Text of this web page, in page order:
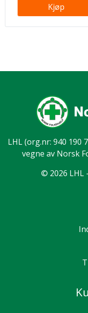
Kjøp
LHL(org.nr: 940 190
vegne av Norsk
© 2026 LHL